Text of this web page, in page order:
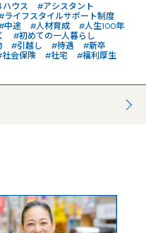
ウス
#アシスタント
ライフスタイルサポート制度
中途 #人材育成
#人生100年
#初めての一人暮らし
#引越し #待遇
#新卒
会保険 #社宅
#福利厚生